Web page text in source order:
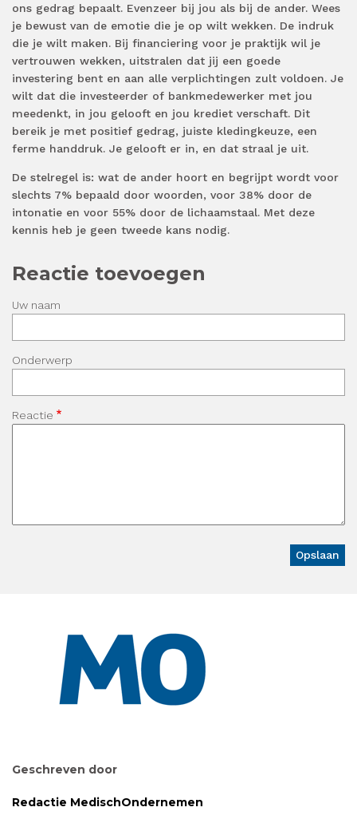
ons gedrag bepaalt. Evenzeer bij jou als bij de ander. Wees
je bewust van de emotie die je op wilt wekken. De indruk
die je wilt maken. Bij financiering voor je praktijk wil je
vertrouwen wekken, uitstralen dat jij een goede
investering bent en aan alle verplichtingen zult voldoen. Je
wilt dat die investeerder of bankmedewerker met jou
meedenkt, in jou gelooft en jou krediet verschaft. Dit
bereik je met positief gedrag, juiste kledingkeuze, een
ferme handdruk. Je gelooft er in, en dat straal je uit.
De stelregel is: wat de ander hoort en begrijpt wordt voor
slechts 7% bepaald door woorden, voor 38% door de
intonatie en voor 55% door de lichaamstaal. Met deze
kennis heb je geen tweede kans nodig.
Reactie toevoegen
Uw naam
Onderwerp
Reactie
Geschreven door
Redactie MedischOndernemen